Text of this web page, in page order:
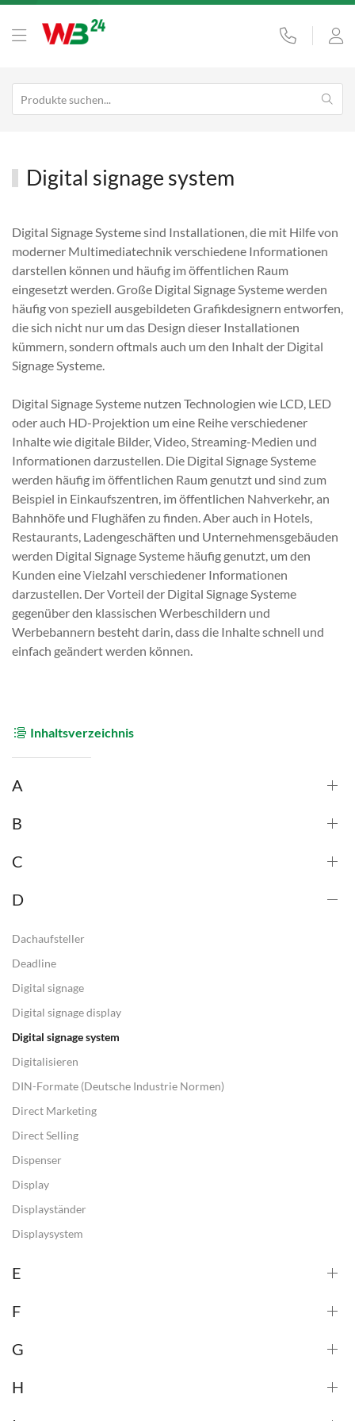
Inhaltsverzeichnis
A
B
C
D
Dachaufsteller
Deadline
Digital signage
Digital signage display
Digital signage system
Digitalisieren
DIN-Formate (Deutsche Industrie Normen)
Direct Marketing
Direct Selling
Dispenser
Display
Displayständer
Displaysystem
E
F
G
H
Digital signage system
Digital Signage Systeme sind Installationen, die mit Hilfe von
moderner Multimediatechnik verschiedene Informationen
darstellen können und häufig im öffentlichen Raum
eingesetzt werden. Große Digital Signage Systeme werden
häufig von speziell ausgebildeten Grafikdesignern entworfen,
die sich nicht nur um das Design dieser Installationen
kümmern, sondern oftmals auch um den Inhalt der Digital
Signage Systeme.
Digital Signage Systeme nutzen Technologien wie LCD, LED
oder auch HD-Projektion um eine Reihe verschiedener
Inhalte wie digitale Bilder, Video, Streaming-Medien und
Informationen darzustellen. Die Digital Signage Systeme
werden häufig im öffentlichen Raum genutzt und sind zum
Beispiel in Einkaufszentren, im öffentlichen Nahverkehr, an
Bahnhöfe und Flughäfen zu finden. Aber auch in Hotels,
Restaurants, Ladengeschäften und Unternehmensgebäuden
werden Digital Signage Systeme häufig genutzt, um den
Kunden eine Vielzahl verschiedener Informationen
darzustellen. Der Vorteil der Digital Signage Systeme
gegenüber den klassischen Werbeschildern und
Werbebannern besteht darin, dass die Inhalte schnell und
einfach geändert werden können.